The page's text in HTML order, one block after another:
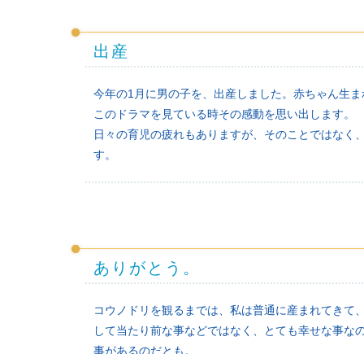
出産
今年の1月に男の子を、出産しました。赤ちゃん生
このドラマを見ている時その感動を思い出します。
日々の育児の疲れもありますが、そのことではな
す。
ありがとう。
コウノドリを観るまでは、私は普通に産まれてき
して当たり前な事などではなく、とても幸せな事
事があるのだとも。